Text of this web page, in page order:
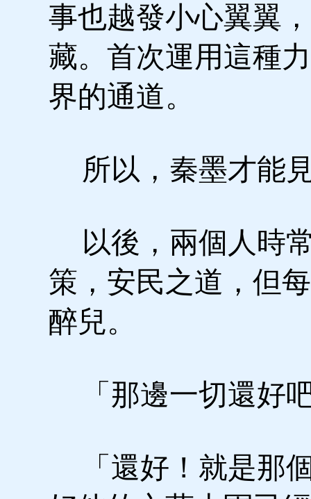
事也越發小心翼翼
藏。首次運用這種
界的通道。
所以，秦墨才能
以後，兩個人時
策，安民之道，但
醉兒。
「那邊一切還好
「還好！就是那